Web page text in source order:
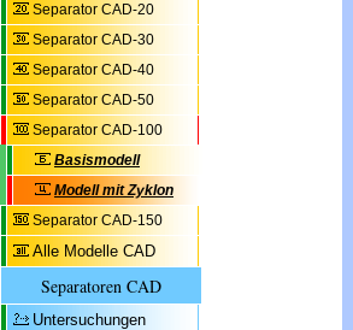
Separator CAD-20
Separator CAD-30
Separator CAD-40
Separator CAD-50
Separator CAD-100
Basismodell
Modell mit Zyklon
Separator CAD-150
Alle Modelle CAD
Separatoren CAD
Untersuchungen